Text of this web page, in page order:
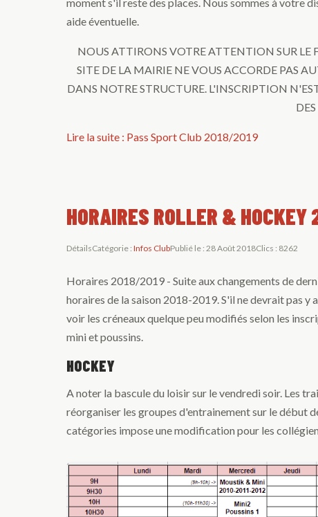
aide éventuelle.
NOUS ATTIRONS VOTRE ATTENTION SUR LE
SITE DE LA MAIRIE NE VOUS ACCORDE PAS
DANS NOTRE STRUCTURE. L'INSCRIPTION
Lire la suite : Pass Sport Club 2018/2019
HORAIRES ROLLER &
DétailsCatégorie : Infos ClubPublié le : 28 Août 2018Clics : 8262
Horaires 2018/2019 - Suite aux changements de
horaires de la saison 2018-2019. S'il ne devrait pas
voir les créneaux quelque peu modifiés selon les
mini et poussins.
HOCKEY
A noter la bascule du loisir sur le vendredi soir. Les
réorganiser les groupes d'entrainement sur le début
catégories impose une modification pour les